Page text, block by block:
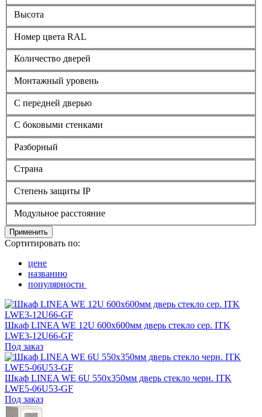
Высота
Номер цвета RAL
Количество дверей
Монтажный уровень
С передней дверью
С боковыми стенками
Разборный
Страна
Степень защиты IP
Модульное расстояние
Применить
Сортитировать по:
цене
названию
популярности
Шкаф LINEA WE 12U 600х600мм дверь стекло сер. ITK
LWE3-12U66-GF
Под заказ
Шкаф LINEA WE 6U 550x350мм дверь стекло черн. ITK
LWE5-06U53-GF
Под заказ